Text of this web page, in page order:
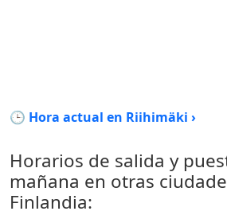
🕒 Hora actual en Riihimäki ›
Horarios de salida y
mañana en otras
Finlandia: